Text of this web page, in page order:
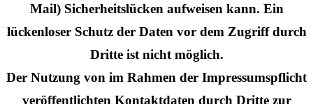
Mail) Sicherheitslücken aufweisen kann. Ein
lückenloser Schutz der Daten vor dem Zugriff durch
Dritte ist nicht möglich.
Der Nutzung von im Rahmen der Impressumspflicht
veröffentlichten Kontaktdaten durch Dritte zur